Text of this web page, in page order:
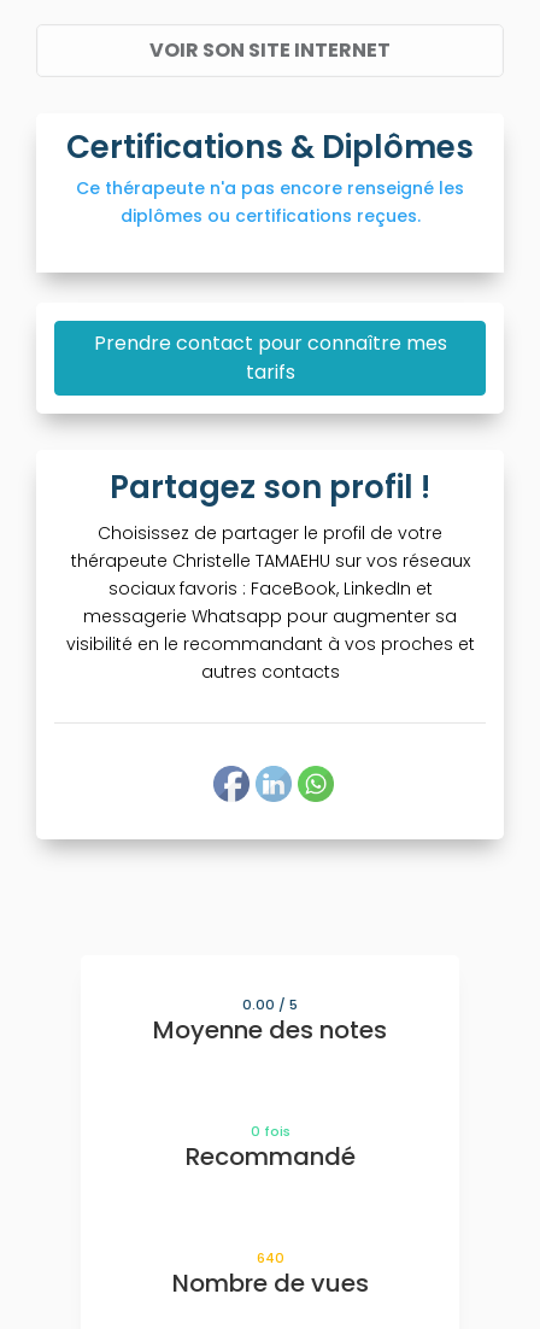
VOIR SON SITE INTERNET
Certifications & Diplômes
Ce thérapeute n'a pas encore renseigné les
diplômes ou certifications reçues.
Prendre contact pour connaître mes
tarifs
Partagez son profil !
Choisissez de partager le profil de votre
thérapeute Christelle TAMAEHU sur vos réseaux
sociaux favoris : FaceBook, LinkedIn et
messagerie Whatsapp pour augmenter sa
visibilité en le recommandant à vos proches et
autres contacts
0.00 / 5
Moyenne des notes
0 fois
Recommandé
640
Nombre de vues